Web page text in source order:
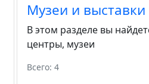
Музеи и выставки
В этом разделе вы
центры, музеи
Всего: 4